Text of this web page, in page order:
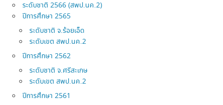
ระดับชาติ 2566 (สพป.นค.2)
ปีการศึกษา 2565
ระดับชาติ จ.ร้อยเอ็ด
ระดับเขต สพป.นค.2
ปีการศึกษา 2562
ระดับชาติ จ.ศรีสะเกษ
ระดับเขต สพป.นค.2
ปีการศึกษา 2561